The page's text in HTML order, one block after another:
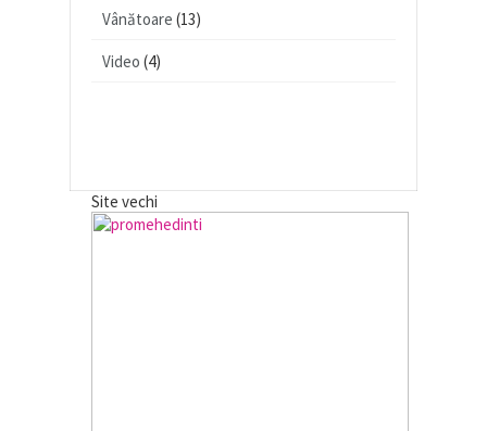
Vânătoare (13)
Video (4)
Site vechi